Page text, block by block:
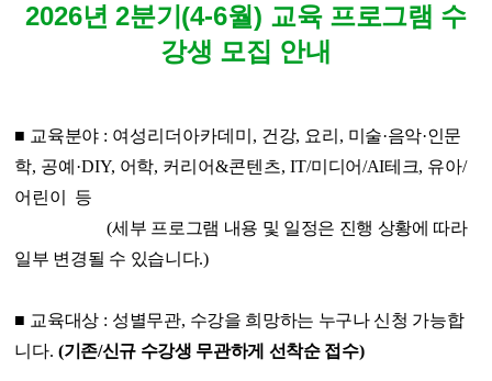
2026년 2분기 (4-6월) 교육 프로그램 수
강생 모집 안내
■ 교육분야 : 여성리더아카데미, 건강, 요리 , 미술·음악·인문
학, 공예 ·DIY, 어학, 커리어&콘텐츠, IT/미디어/AI테크, 유아/
어린이
등
(세부 프로그램 내용 및 일정은 진행 상황에 따라
일부 변경될 수 있습니다.)
■ 교육대상 : 성별무관, 수강을 희망하는 누구나 신청 가능합
니다. (기존/신규 수강생 무관하게 선착순 접수)